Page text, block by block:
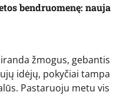
bendruomenę: nauja
žmogus, gebantis
idėjų, pokyčiai tampa
Pastaruoju metu vis